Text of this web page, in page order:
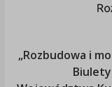
„Rozbudowa i